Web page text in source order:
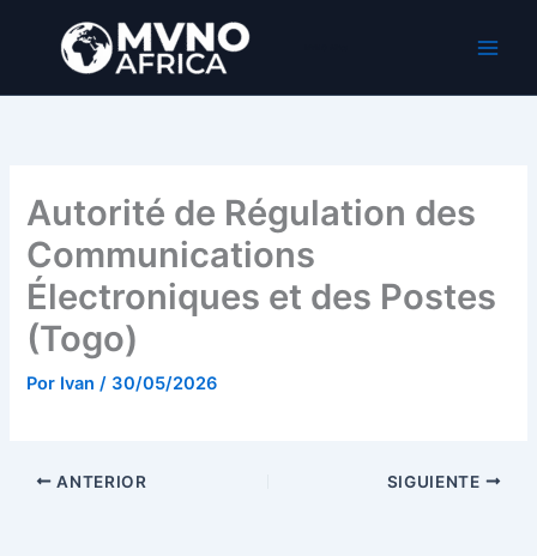
contenido
Autorité de Régulation des
Communications
Électroniques et des Postes
(Togo)
Por Ivan/ 30/05/2026
ANTERIOR SIGUIENTE